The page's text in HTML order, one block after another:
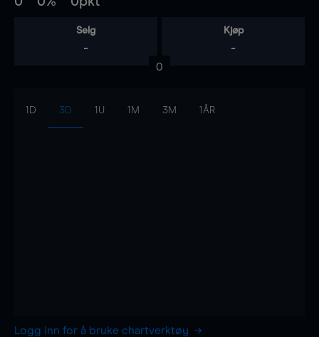
Selg
-
Kjøp
-
0
1D 3D 1U 1M 3M 1ÅR
Logg inn for å bruke chartverktøy